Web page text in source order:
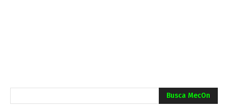
Busca MecOn